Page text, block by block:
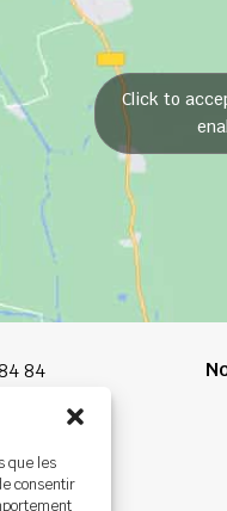
que les
consentir
Click to
84